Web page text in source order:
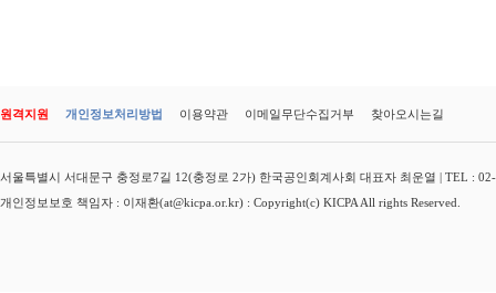
원격지원 개인정보처리방법 이용약관 이메일무단수집거부 찾아오시는길
서울특별시 서대문구 충정로7길 12(충정로 2가) 한국공인회계사회 대표자 최운열 | TEL :
개인정보보호 책임자 : 이재환(at@kicpa.or.kr) : Copyright(c) KICPA All rights Reserved.